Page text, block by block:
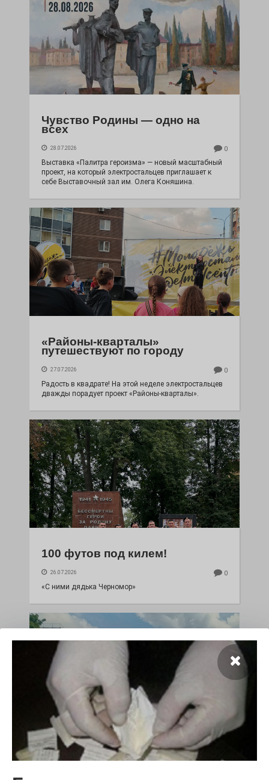
Чувство Родины — одно на
всех
28.07.2026 0
Выставка «Палитра героизма» — новый масштабный
проект, на который электростальцев приглашает к
себе Выставочный зал им. Олега Коняшина.
«Районы-кварталы»
путешествуют по городу
27.07.2026 0
Радость в квадрате! На этой неделе электростальцев
дважды порадует проект «Районы-кварталы».
100 футов под килем!
26.07.2026 0
«С ними дядька Черномор»
Юбилейным курсом